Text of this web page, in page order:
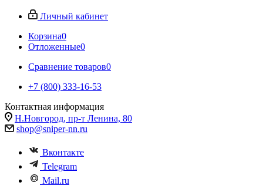
Личный кабинет
Корзина0
Отложенные0
Сравнение товаров0
+7 (800) 333-16-53
Контактная информация
Н.Новгород, пр-т Ленина, 80
shop@sniper-nn.ru
Вконтакте
Telegram
Mail.ru